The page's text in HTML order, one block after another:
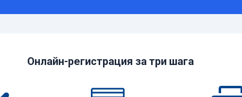
Онлайн-регистрация за три шага